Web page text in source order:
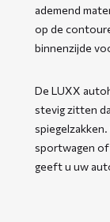
ademend
op de
binnenzijde
De LUXX
stevig zitten
sportwagen
geeft u uw